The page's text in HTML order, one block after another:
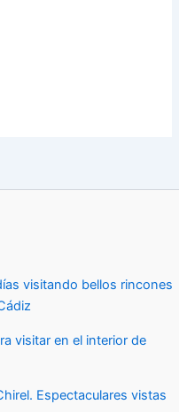
visitando bellos rincones
visitar en el interior de
Espectaculares vistas